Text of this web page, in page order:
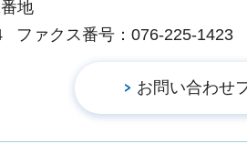
地
ファクス番号：076-225-1423